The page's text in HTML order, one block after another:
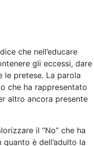
che nell’educare
gli eccessi, dare
le pretese. La parola
che ha rappresentato
altro ancora presente
il “No” che ha
è dell’adulto la